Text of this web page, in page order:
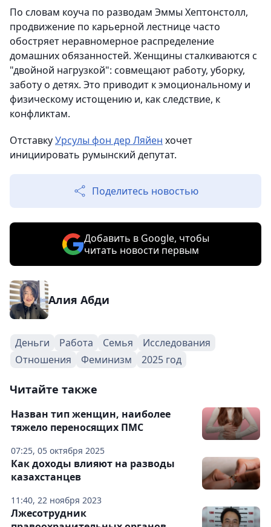
По словам коуча по разводам Эммы Хептонстолл,
продвижение по карьерной лестнице часто
обостряет неравномерное распределение
домашних обязанностей. Женщины сталкиваются с
"двойной нагрузкой": совмещают работу, уборку,
заботу о детях. Это приводит к эмоциональному и
физическому истощению и, как следствие, к
конфликтам.
ОтставкуУрсулы фон дер Ляйен хочет
инициировать румынский депутат.
Поделитесь новостью
Добавить в Google, чтобы
читать новости первым
Алия Абди
Деньги Работа Семья
Исследования
Отношения
Феминизм 2025 год
Читайте также
07:25, 05 октября 2025
Назван тип женщин, наиболее
тяжело переносящих ПМС
11:40, 22 ноября 2023
Как доходы влияют на разводы
казахстанцев
Лжесотрудник